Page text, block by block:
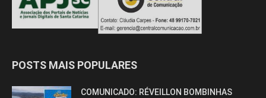
POSTS MAIS POPULARES
COMUNICADO: RÉVEILLON BOMBINHAS